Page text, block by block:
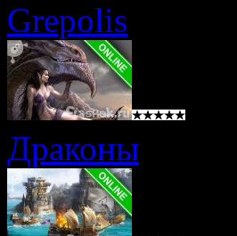
Grepolis
Драконы